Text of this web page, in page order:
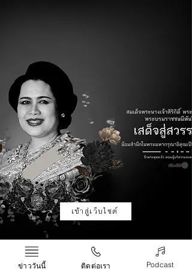
เข้าสู่เว็บไซต์
ข่าววันนี้ ติดต่อเรา Podcast